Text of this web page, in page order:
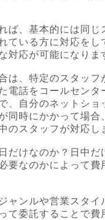
ば、基本的には同じ
ている方に対応をし
対応が可能になりま
は、特定のスタッフ
電話をコールセンタ
、自分のネットショ
同時にかかって場合
のスタッフが対応し
だけなのか？日中だ
要なのかによって費
ャンルや営業スタイ
て委託することで費